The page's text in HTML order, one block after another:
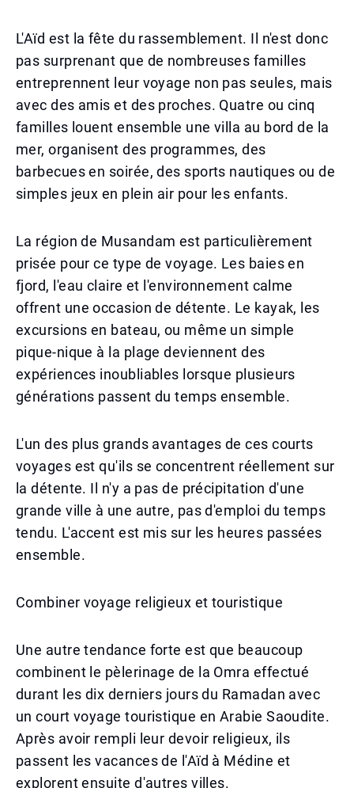
L'Aïd est la fête du rassemblement. Il n'est donc
pas surprenant que de nombreuses familles
entreprennent leur voyage non pas seules, mais
avec des amis et des proches. Quatre ou cinq
familles louent ensemble une villa au bord de la
mer, organisent des programmes, des
barbecues en soirée, des sports nautiques ou de
simples jeux en plein air pour les enfants.
La région de Musandam est particulièrement
prisée pour ce type de voyage. Les baies en
fjord, l'eau claire et l'environnement calme
offrent une occasion de détente. Le kayak, les
excursions en bateau, ou même un simple
pique-nique à la plage deviennent des
expériences inoubliables lorsque plusieurs
générations passent du temps ensemble.
L'un des plus grands avantages de ces courts
voyages est qu'ils se concentrent réellement sur
la détente. Il n'y a pas de précipitation d'une
grande ville à une autre, pas d'emploi du temps
tendu. L'accent est mis sur les heures passées
ensemble.
Combiner voyage religieux et touristique
Une autre tendance forte est que beaucoup
combinent le pèlerinage de la Omra effectué
durant les dix derniers jours du Ramadan avec
un court voyage touristique en Arabie Saoudite.
Après avoir rempli leur devoir religieux, ils
passent les vacances de l'Aïd à Médine et
explorent ensuite d'autres villes.